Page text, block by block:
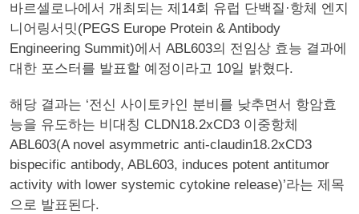
바르셀로나에서 개최되는 제14회 유럽 단백질·항체 엔지
니어링서밋(PEGS Europe Protein & Antibody
Engineering Summit)에서 ABL603의 전임상 효능 결과에
대한 포스터를 발표할 예정이라고 10일 밝혔다.
해당 결과는 ‘전신 사이토카인 분비를 낮추면서 항암효
능을 유도하는 비대칭 CLDN18.2xCD3 이중항체
ABL603(A novel asymmetric anti-claudin18.2xCD3
bispecific antibody, ABL603, induces potent antitumor
activity with lower systemic cytokine release)’라는 제목
으로 발표된다.